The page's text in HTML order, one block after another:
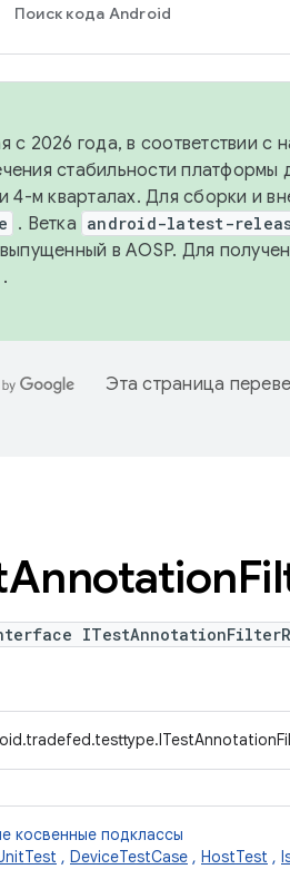
Поиск кода Android
с 2026 года, в соответствии
стабильности платформы
4-м кварталах. Для сборки и
. Ветка android-latest-
в AOSP. Для
.
Эта страница
Annotation
косвенные подклассы
, DeviceTestCase , HostTest ,